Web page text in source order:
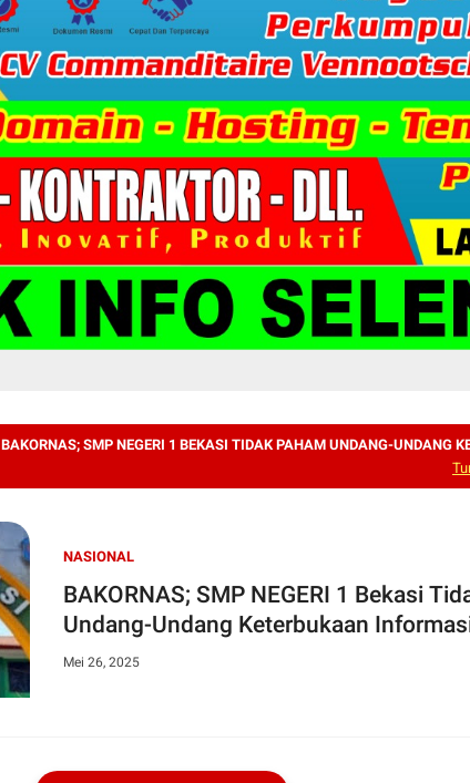
BAKORNAS; SMP NEGERI 1 BEKASI TIDAK PAHAM UNDANG-UNDANG
NASIONAL
BAKORNAS; SMP NEGERI 1 Bekasi
Undang-Undang Keterbukaan
Mei 26, 2025